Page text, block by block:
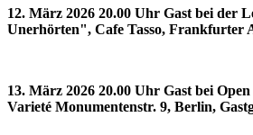
12. März 2026 20.00 Uhr Gast bei der
Unerhörten", Cafe Tasso, Frankfurter
13. März 2026 20.00 Uhr Gast bei
Varieté Monumentenstr. 9, Berlin,